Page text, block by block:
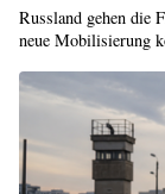
Russland gehen die
neue Mobilisierung